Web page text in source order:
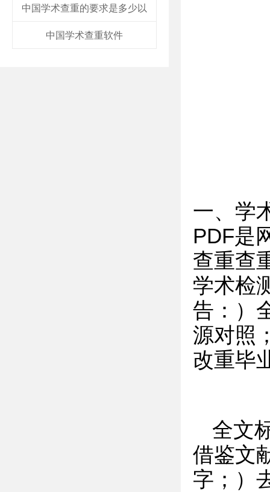
中国学术查重的要求是多少以
中国学术查重软件
一、学
PDF是
查重查
学术检
告：）
源对照
改重毕
全文
借鉴文
字；）